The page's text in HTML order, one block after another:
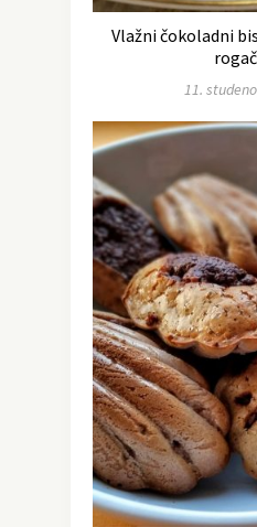
Vlažni čokoladni
11.